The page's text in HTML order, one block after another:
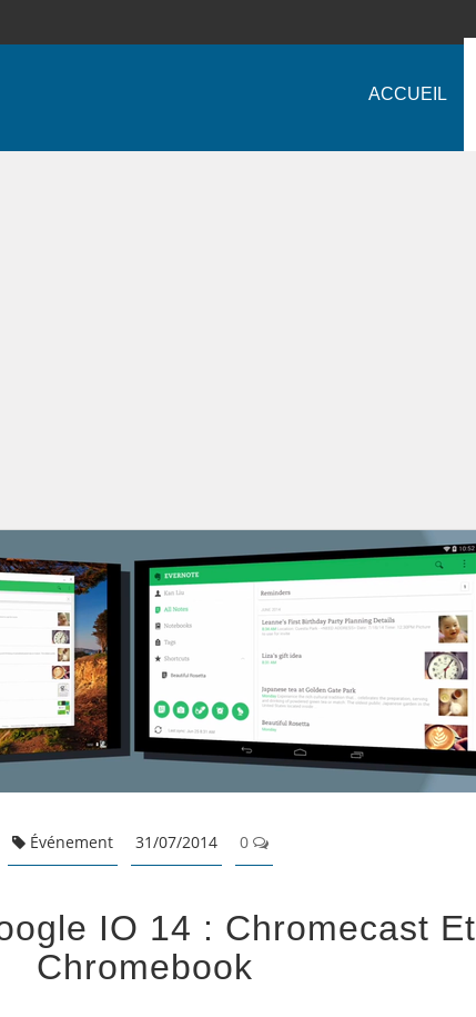
ACCUEIL
Événement 31/07/2014 0
IO 14 : Chromecast Et
Chromebook